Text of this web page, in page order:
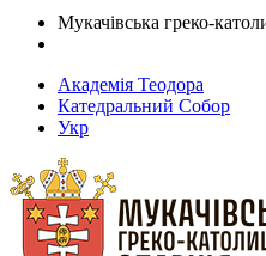
Мукачівська греко-
Академія Теодора
Катедральний Собор
Укр